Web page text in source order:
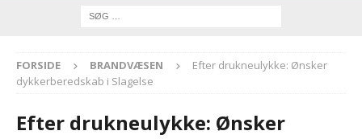
FORSIDE BRANDVÆSEN
Efter drukneulykke: Ønsker
dykkerberedskab i Slagelse
Efter drukneulykke: Ønsker